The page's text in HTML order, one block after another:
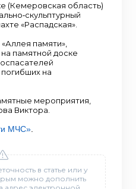
(Кемеровская область)
«Распадская».
памяти»,
на памятной доске
на
мероприятия,
Виктора.
МЧС»
в статье или у
можно дополнить